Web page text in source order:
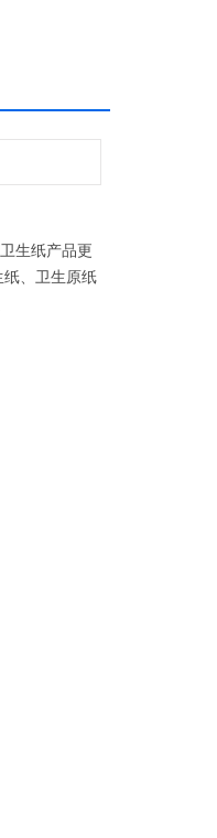
生纸产品更
纸、卫生原纸